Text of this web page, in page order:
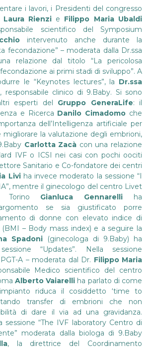
i lavori, i Presidenti del congresso
Laura Rienzie Filippo Maria Ubaldi
scientifico del Symposium
intervenuto anche durante la
fecondazione” – moderata dalla Dr.ssa
relazione dal titolo “La pericolosa
ai primi stadi di sviluppo”. A
le “Keynotes lectures”, la Dr.ssa
, responsabile clinico di 9.Baby. Si sono
esperti del Gruppo GeneraLife: il
e Ricerca Danilo Cimadomo che
dell’Intelligenza artificiale per
migliorare la valutazione degli embrioni,
Carlotta Zacà con una relazione
IVF o ICSI nei casi con pochi oociti
Sanitario e Co-fondatore dei centri
Liviha invece moderato la sessione “I
mentre il ginecologo del centro Livet
Torino Gianluca Gennarelli ha
se sia giustificato porre
di donne con elevato indice di
(BMI – Body mass index) e a seguire la
Spadoni (ginecologa di 9.Baby) ha
“Updates”. Nella sessione
A – moderata dal Dr. Filippo Maria
Medico scientifico del centro
Alberto Vaiarelli ha parlato di come
riduca il cosiddetto ‘time to
transfer di embrioni che non
di dare il via ad una gravidanza.
sessione “The IVF laboratory Centro di
moderata dalla biologa di 9.Baby
, la direttrice del Coordinamento